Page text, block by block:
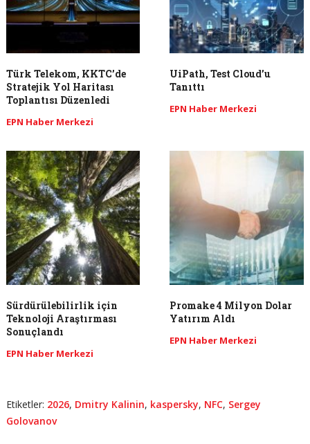
Türk Telekom, KKTC’de
Stratejik Yol Haritası
Toplantısı Düzenledi
EPN Haber Merkezi
UiPath, Test Cloud’u
Tanıttı
EPN Haber Merkezi
Sürdürülebilirlik için
Teknoloji Araştırması
Sonuçlandı
EPN Haber Merkezi
Promake 4 Milyon Dolar
Yatırım Aldı
EPN Haber Merkezi
Etiketler: 2026, Dmitry Kalinin, kaspersky, NFC, Sergey
Golovanov